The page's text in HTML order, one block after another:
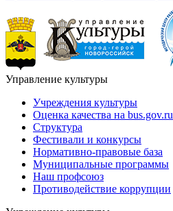
Управление культуры
Учреждения культуры
Оценка качества на bus.gov.ru
Структура
Фестивали и конкурсы
Нормативно-правовые база
Муниципальные программы
Наш профсоюз
Противодействие коррупции